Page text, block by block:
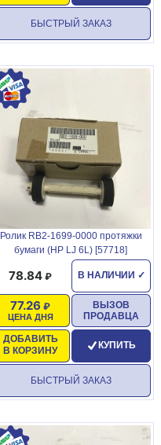
БЫСТРЫЙ ЗАКАЗ
Ролик RB2-1699-0000 протяжки
бумаги (HP LJ 6L) [57718]
В НАЛИЧИИ ✓
78.84
ЦЕНА ДНЯ
77.26
ДОБАВИТЬ
В КОРЗИНУ
ВЫЗОВ
ПРОДАВЦА
КУПИТЬ
БЫСТРЫЙ ЗАКАЗ